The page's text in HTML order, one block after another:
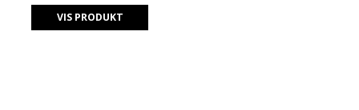
VIS PRODUKT